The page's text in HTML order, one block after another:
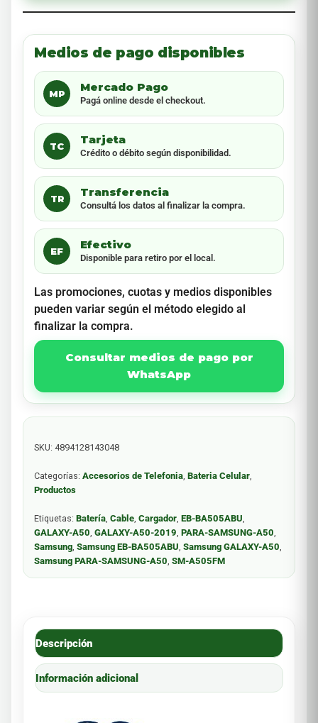
Medios de pago disponibles
MP
Mercado Pago
Pagá online desde el checkout.
TC
Tarjeta
Crédito o débito según disponibilidad.
TR
Transferencia
Consultá los datos al finalizar la compra.
EF
Efectivo
Disponible para retiro por el local.
Las promociones, cuotas y medios disponibles
pueden variar según el método elegido al
finalizar la compra.
Consultar medios de pago por
WhatsApp
SKU: 4894128143048
Categorías: Accesorios de Telefonia, Bateria Celular,
Productos
Etiquetas: Batería, Cable, Cargador, EB-BA505ABU,
GALAXY-A50, GALAXY-A50-2019, PARA-SAMSUNG-A50,
Samsung, Samsung EB-BA505ABU, Samsung GALAXY-A50,
Samsung PARA-SAMSUNG-A50, SM-A505FM
Descripción
Información adicional